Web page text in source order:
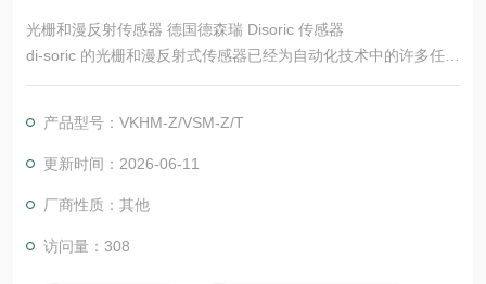
光栅和漫反射传感器 德国德森瑞 Disoric 传感器
di-soric 的光栅和漫反射式传感器已经为自动化技术中的许多任务
领域开发了多种型号和功能原理。这些产品适用于快速、安全的
器.LHT 41 M 0.2 G3-T3德国德森瑞 DISORIC传感器Disoric德森
瑞 德森瑞 德森瑞 德国Disoric 多功能转接器
产品型号：VKHM-Z/VSM-Z/T
更新时间：2026-06-11
厂商性质：其他
访问量：308